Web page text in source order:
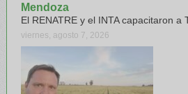
Mendoza
El RENATRE y el INTA capacitaron a
viernes, agosto 7, 2026